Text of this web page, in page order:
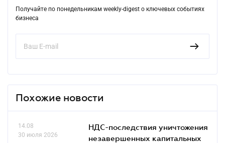
Получайте по понедельникам weekly-digest о ключевых событиях
бизнеса
Похожие новости
14.08
30 июля 2026
НДС-последствия уничтожения
незавершенных капитальных